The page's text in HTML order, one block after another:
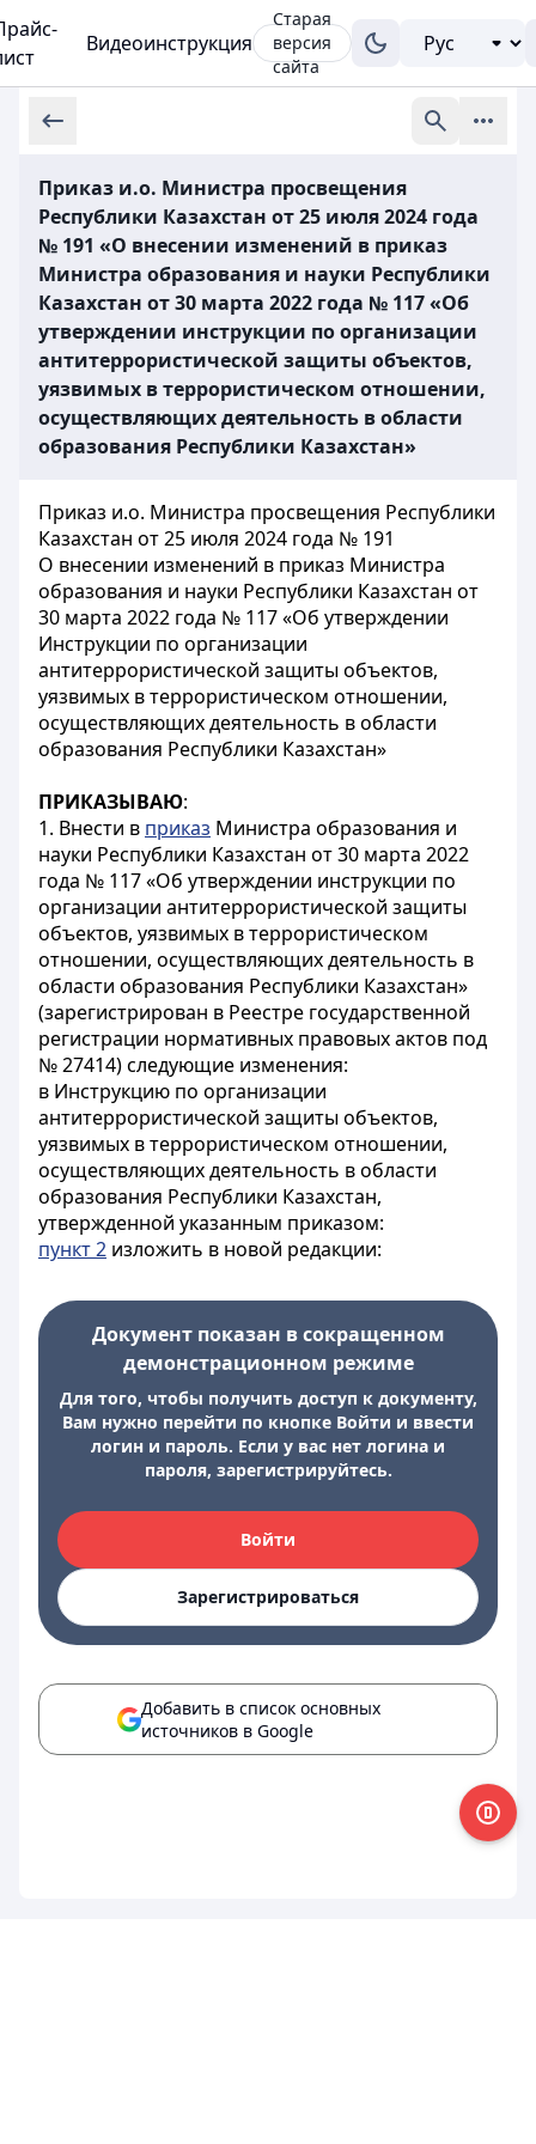
Видеоинструкция
Старая
версия
сайта
Приказ и.о. Министра просвещения
Республики Казахстан от 25 июля 2024 года
№ 191 «О внесении изменений в приказ
Министра образования и науки Республики
Казахстан от 30 марта 2022 года № 117 «Об
утверждении инструкции по организации
антитеррористической защиты объектов,
уязвимых в террористическом отношении,
осуществляющих деятельность в области
образования Республики Казахстан»
Приказ и.о. Министра просвещения Республики
Казахстан от 25 июля 2024 года № 191
О внесении изменений в приказ Министра
образования и науки Республики Казахстан от
30 марта 2022 года № 117 «Об утверждении
Инструкции по организации
антитеррористической защиты объектов,
уязвимых в террористическом отношении,
осуществляющих деятельность в области
образования Республики Казахстан»
ПРИКАЗЫВАЮ:
1. Внести в приказ Министра образования и
науки Республики Казахстан от 30 марта 2022
года № 117 «Об утверждении инструкции по
организации антитеррористической защиты
объектов, уязвимых в террористическом
отношении, осуществляющих деятельность в
области образования Республики Казахстан»
(зарегистрирован в Реестре государственной
регистрации нормативных правовых актов под
№ 27414) следующие изменения:
в Инструкцию по организации
антитеррористической защиты объектов,
уязвимых в террористическом отношении,
осуществляющих деятельность в области
образования Республики Казахстан,
утвержденной указанным приказом:
пункт 2 изложить в новой редакции:
Документ показан в сокращенном
демонстрационном режиме
Для того, чтобы получить доступ к документу,
Вам нужно перейти по кнопке Войти и ввести
логин и пароль. Если у вас нет логина и
пароля, зарегистрируйтесь.
Войти
Зарегистрироваться
Добавить в список основных
источников в Google